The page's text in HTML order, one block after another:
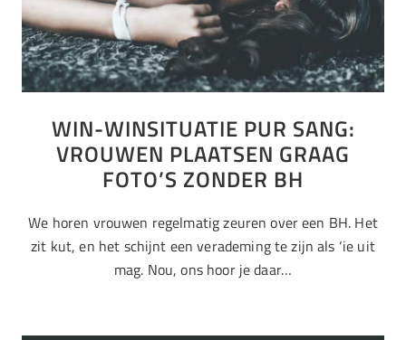
WIN-WINSITUATIE PUR SANG:
VROUWEN PLAATSEN GRAAG
FOTO’S ZONDER BH
We horen vrouwen regelmatig zeuren over een BH. Het
zit kut, en het schijnt een verademing te zijn als ‘ie uit
mag. Nou, ons hoor je daar…